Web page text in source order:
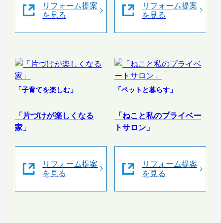
リフォーム提案
を見る
リフォーム提案
を見る
「子育てを楽しむ」
「片づけが楽しくなる
家」
リフォーム提案
を見る
「ペットと暮らす」
「ねこと私のプライベー
トサロン」
リフォーム提案
を見る